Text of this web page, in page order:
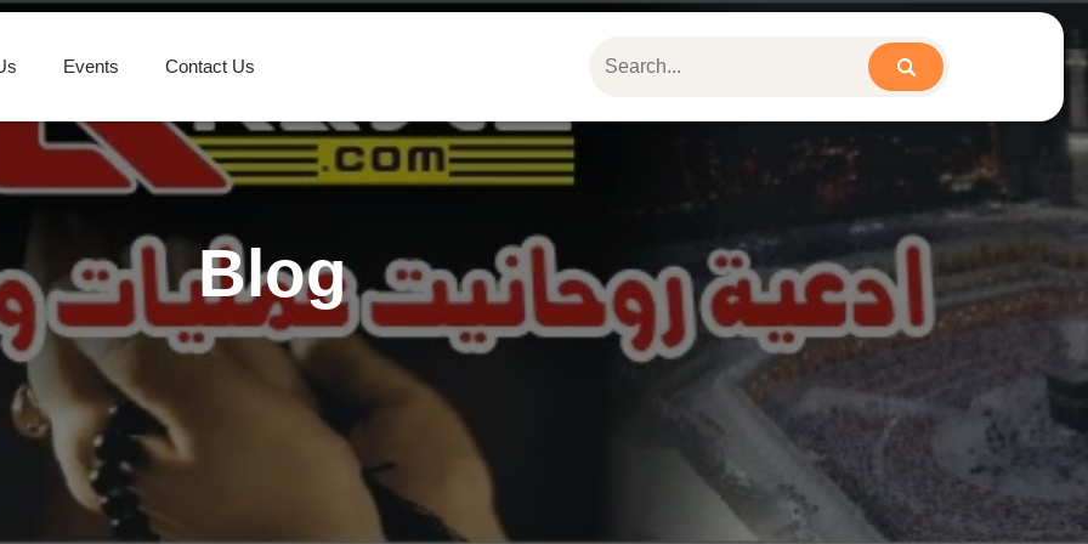
Events Contact Us
Blog